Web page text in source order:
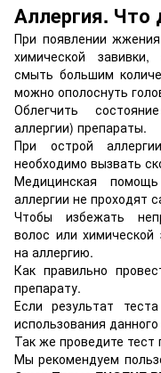
Аллергия. Что
При появлении
химической
смыть большим
можно ополоснуть
Облегчить
аллергии) препараты.
При острой
необходимо вызвать
Медицинская
аллергии не проходят
Чтобы избежать
волос или химической
на аллергию.
Как правильно
препарату.
Если результат
использования
Так же проведите тест
Мы рекомендуем